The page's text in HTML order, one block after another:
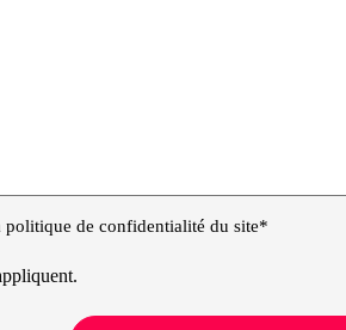
politique de confidentialité du site*